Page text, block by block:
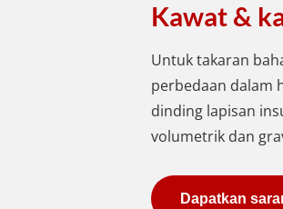
Kawat &
Untuk takaran
perbedaan dalam
dinding lapisan
volumetrik dan
Dapatkan